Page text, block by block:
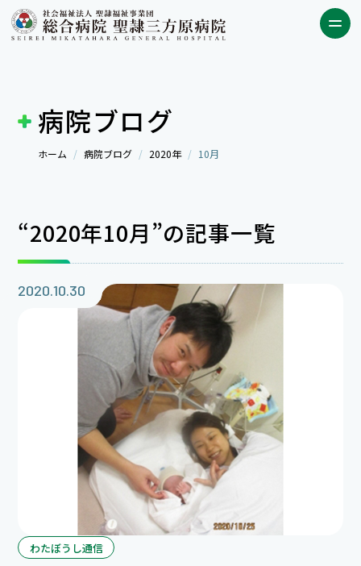
病院ブログ
ホーム 病院ブログ 2020年 10月
“2020年10月”の記事一覧
2020.10.30
わたぼうし通信